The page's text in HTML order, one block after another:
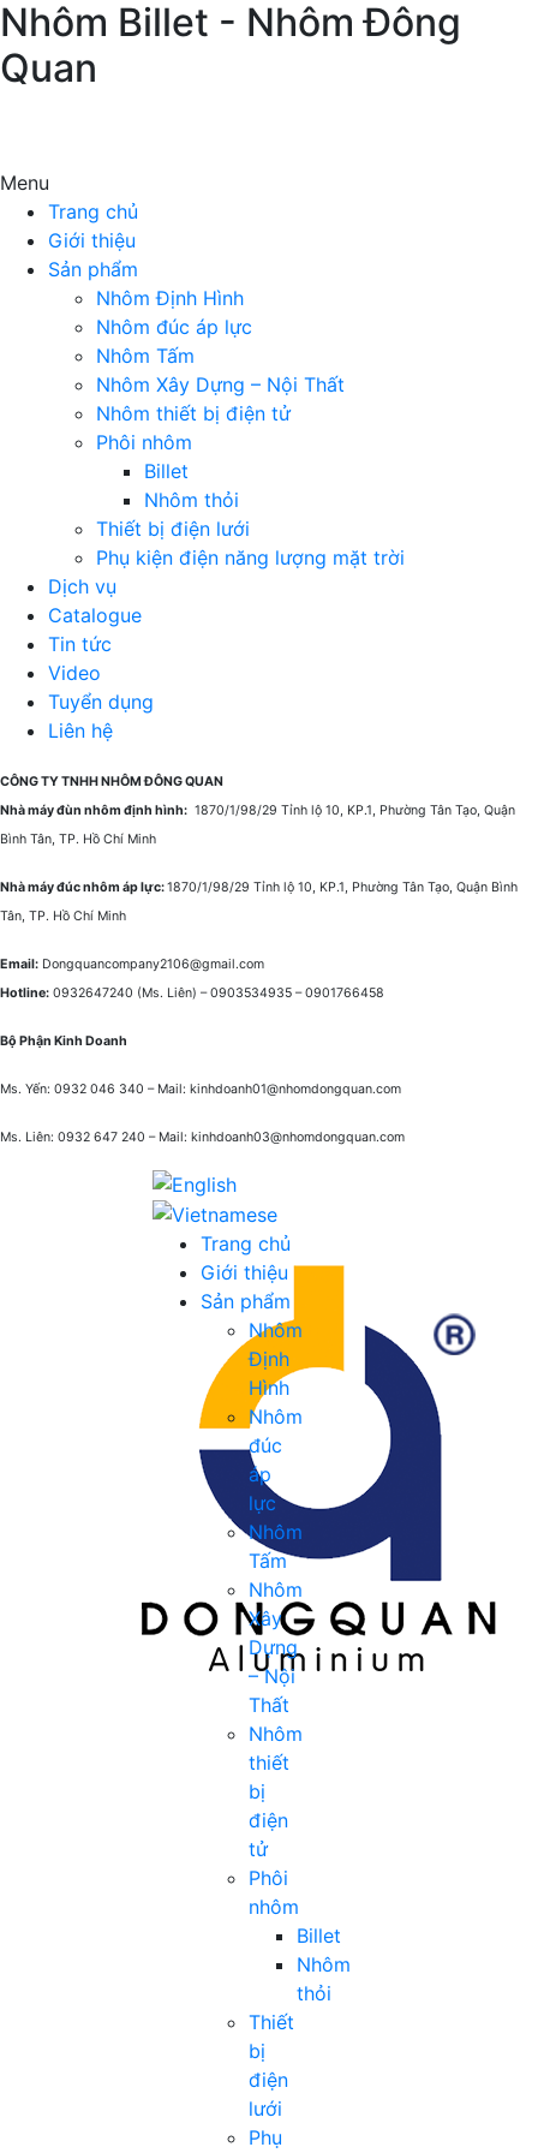
Nhôm Billet - Nhôm Đông
Quan
Menu
Trang chủ
Giới thiệu
Sản phẩm
Nhôm Định Hình
Nhôm đúc áp lực
Nhôm Tấm
Nhôm Xây Dựng – Nội Thất
Nhôm thiết bị điện tử
Phôi nhôm
Billet
Nhôm thỏi
Thiết bị điện lưới
Phụ kiện điện năng lượng mặt trời
Dịch vụ
Catalogue
Tin tức
Video
Tuyển dụng
Liên hệ
CÔNG TY TNHH NHÔM ĐÔNG QUAN
Nhà máy đùn nhôm định hình: 1870/1/98/29 Tỉnh lộ 10, KP.1, Phường Tân Tạo, Quận
Bình Tân, TP. Hồ Chí Minh
Nhà máy đúc nhôm áp lực:1870/1/98/29 Tỉnh lộ 10, KP.1, Phường Tân Tạo, Quận Bình
Tân, TP. Hồ Chí Minh
Email: Dongquancompany2106@gmail.com
Hotline: 0932647240 (Ms. Liên) –0903534935 –0901766458
Bộ Phận Kinh Doanh
Ms. Yến: 0932 046 340 – Mail: kinhdoanh01@nhomdongquan.com
Ms. Liên: 0932 647 240 – Mail: kinhdoanh03@nhomdongquan.com
Trang chủ
Giới thiệu
Sản phẩm
Nhôm
Định
Hình
Nhôm
đúc
áp
lực
Nhôm
Tấm
Nhôm
Xây
Dựng
– Nội
Thất
Nhôm
thiết
bị
điện
tử
Phôi
nhôm
Billet
Nhôm
thỏi
Thiết
bị
điện
lưới
Phụ